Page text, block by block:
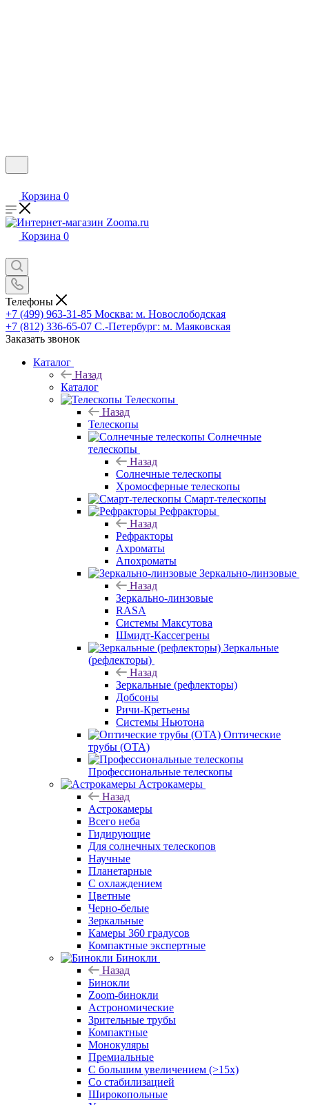
Корзина 0
Корзина 0
Телефоны
+7 (499) 963-31-85 Москва: м. Новослободская
+7 (812) 336-65-07 С.-Петербург: м. Маяковская
Заказать звонок
Каталог
Назад
Каталог
Телескопы
Назад
Телескопы
Солнечные
телескопы
Назад
Солнечные телескопы
Хромосферные телескопы
Смарт-телескопы
Рефракторы
Назад
Рефракторы
Ахроматы
Апохроматы
Зеркально-линзовые
Назад
Зеркально-линзовые
RASA
Системы Максутова
Шмидт-Кассегрены
Зеркальные
(рефлекторы)
Назад
Зеркальные (рефлекторы)
Добсоны
Ричи-Кретьены
Системы Ньютона
Оптические
трубы (OTA)
Профессиональные телескопы
Астрокамеры
Назад
Астрокамеры
Всего неба
Гидирующие
Для солнечных телескопов
Научные
Планетарные
С охлаждением
Цветные
Черно-белые
Зеркальные
Камеры 360 градусов
Компактные экспертные
Бинокли
Назад
Бинокли
Zoom-бинокли
Астрономические
Зрительные трубы
Компактные
Монокуляры
Премиальные
С большим увеличением (>15x)
Со стабилизацией
Широкопольные